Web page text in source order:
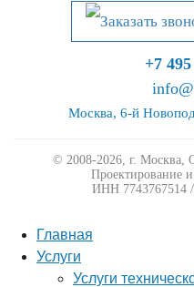
+7
Москва, 6-й
© 2008-2026, г. Москва,
Проектирование и
ИНН 7743767514
Главная
Услуги
Услуги